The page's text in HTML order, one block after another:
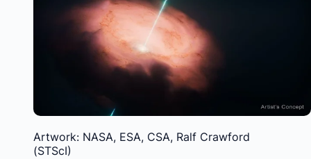
Artwork: NASA, ESA, CSA, Ralf Crawford
(STScI)